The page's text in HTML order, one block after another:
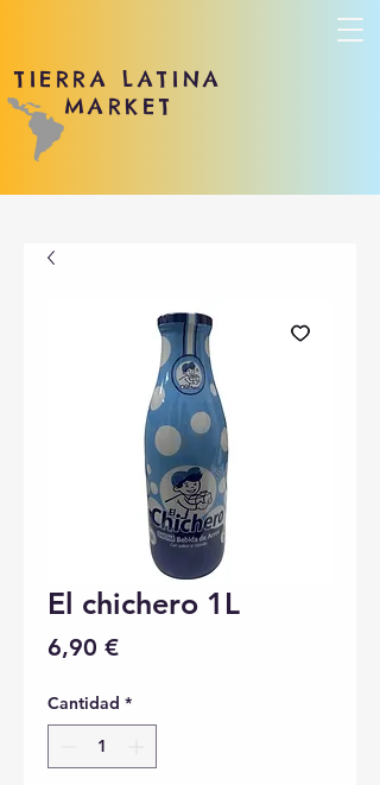
TIERRA LATINA
MARKET
El chichero 1L
6,90 €Precio
Cantidad *